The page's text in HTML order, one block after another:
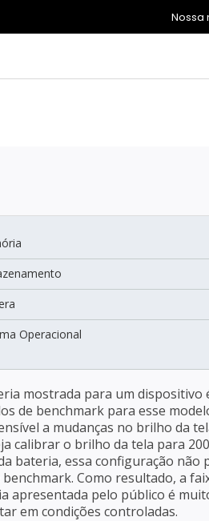
Nossa
Operacional
mostrada para um dispositivo
de benchmark para esse
a mudanças no brilho da
calibrar o brilho da tela para
bateria, essa configuração não
Como resultado, a
apresentada pelo público é
em condições controladas.